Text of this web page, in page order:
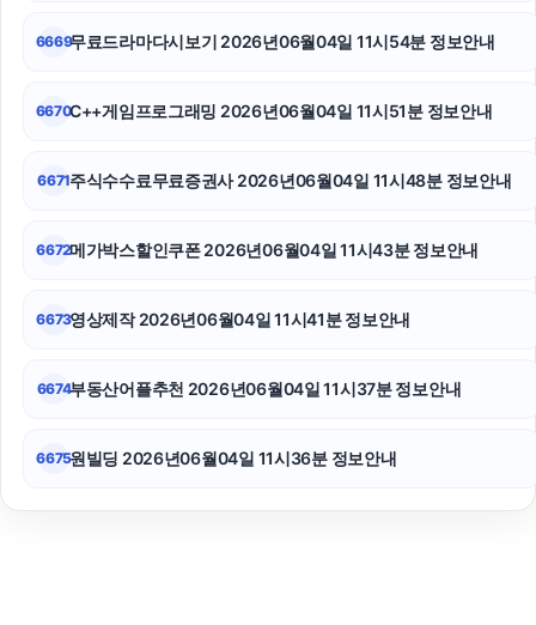
6669무료드라마다시보기 2026년06월04일 11시54분 정보안내
6670C++게임프로그래밍 2026년06월04일 11시51분 정보안내
6671주식수수료무료증권사 2026년06월04일 11시48분 정보안내
6672메가박스할인쿠폰 2026년06월04일 11시43분 정보안내
6673영상제작 2026년06월04일 11시41분 정보안내
6674부동산어플추천 2026년06월04일 11시37분 정보안내
6675원빌딩 2026년06월04일 11시36분 정보안내